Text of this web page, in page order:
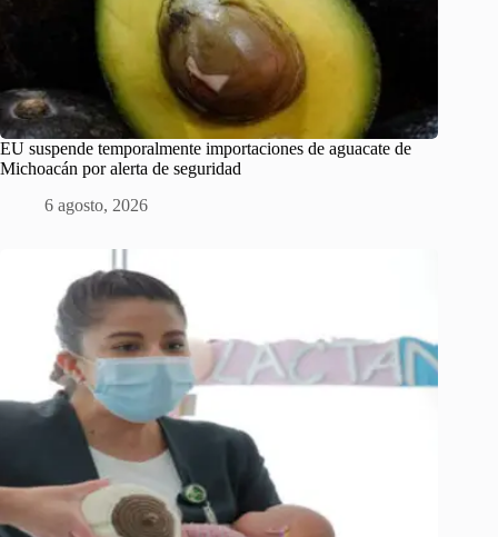
EU suspende temporalmente importaciones de aguacate de
Michoacán por alerta de seguridad
6 agosto, 2026